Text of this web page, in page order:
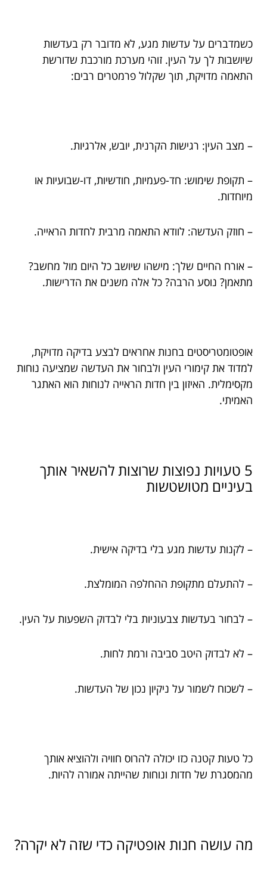
כשמדברים על עדשות מגע, לא מדובר רק בעדשות
שיושבות לך על העין. זוהי מערכת מורכבת שדורשת
התאמה מדויקת, תוך שקלול פרמטרים רבים:
– מצב העין: רגישות הקרנית, יובש, אלרגיות.
– תקופת שימוש: חד-פעמיות, חודשיות, דו-שבועיות או
מיוחדות.
– חוזק העדשה: לוודא התאמה מרבית לחדות הראייה.
– אורח החיים שלך: מישהו שיושב כל היום מול מחשב?
מתאמן? נוסע הרבה? כל אלה משנים את הדרישות.
אופטומטריסטים בחנות אחראים לבצע בדיקה מדויקת,
למדוד את קימורי העין ולבחור את העדשה שמציעה נוחות
מקסימלית. האיזון בין חדות הראייה לנוחות הוא האתגר
האמיתי.
5 טעויות נפוצות שרוצות להשאיר אותך
בעיניים מטושטשות
– לקנות עדשות מגע בלי בדיקה אישית.
– להתעלם מתקופת ההחלפה המומלצת.
– לבחור בעדשות צבעוניות בלי לבדוק השפעות על העין.
– לא לבדוק היטב סביבה ורמת לחות.
– לשכוח לשמור על ניקיון נכון של העדשות.
כל טעות קטנה כזו יכולה להרוס חוויה ולהוציא אותך
מהמסגרת של חדות ונוחות שהייתה אמורה להיות.
מה עושה חנות אופטיקה כדי שזה לא יקרה?